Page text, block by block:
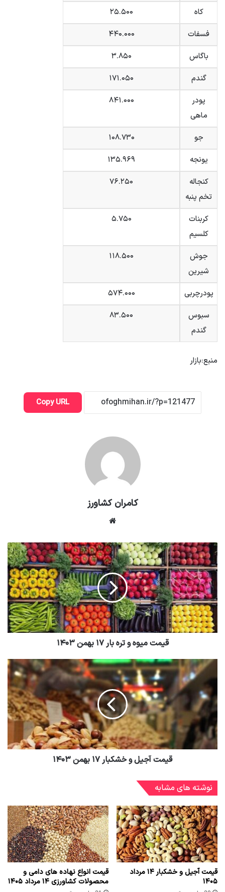
کاه
۲۵.۵۰۰
فسفات
۴۴۰.۰۰۰
باگاس
۳.۸۵۰
گندم
۱۷۱.۰۵۰
پودر
ماهی
۸۴۱.۰۰۰
جو
۱۰۸.۷۳۰
یونجه
۱۳۵.۹۶۹
کنجاله
تخم پنبه
۷۶.۲۵۰
کربنات
کلسیم
۵.۷۵۰
جوش
شیرین
۱۱۸.۵۰۰
پودرچربی
۵۷۴.۰۰۰
سبوس
گندم
۸۳.۵۰۰
منبع:بازار
Copy URL
کامران کشاورز
قیمت میوه و تره بار ۱۷ بهمن ۱۴۰۳
قیمت آجیل و خشکبار ۱۷ بهمن ۱۴۰۳
نوشته های مشابه
قیمت آجیل و خشکبار ۱۴ مرداد
۱۴۰۵
قیمت انواع نهاده های دامی و
محصولات کشاورزی ۱۴ مرداد ۱۴۰۵